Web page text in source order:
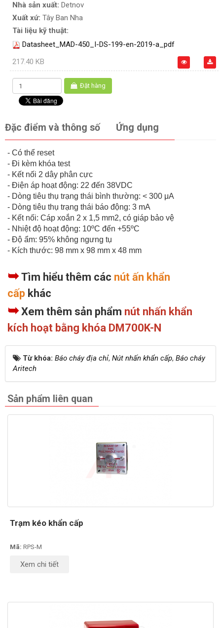
Nhà sản xuất: Detnov
Xuất xứ: Tây Ban Nha
Tài liệu kỹ thuật:
Datasheet_MAD-450_I-DS-199-en-2019-a_pdf
217.40 KB
Đặt hàng
Đặc điểm và thông số Ứng dụng
- Có thể reset
- Đi kèm khóa test
- Kết nối 2 dây phân cực
- Điện áp hoạt động: 22 đến 38VDC
- Dòng tiêu thụ trạng thái bình thường: < 300 μA
- Dòng tiêu thụ trạng thái báo động: 3 mA
- Kết nối: Cáp xoắn 2 x 1,5 mm2, có giáp bảo vệ
- Nhiệt độ hoạt động: 10ºC đến +55ºC
- Độ ẩm: 95% không ngưng tụ
- Kích thước: 98 mm x 98 mm x 48 mm
➥Tìm hiểu thêm các nút ấn khẩn
cấp khác
➥Xem thêm sản phẩm nút nhấn khẩn
kích hoạt bằng khóa DM700K-N
Từ khóa: Báo cháy địa chỉ, Nút nhấn khẩn cấp, Báo cháy
Aritech
Sản phẩm liên quan
Trạm kéo khẩn cấp
Mã: RPS-M
Xem chi tiết